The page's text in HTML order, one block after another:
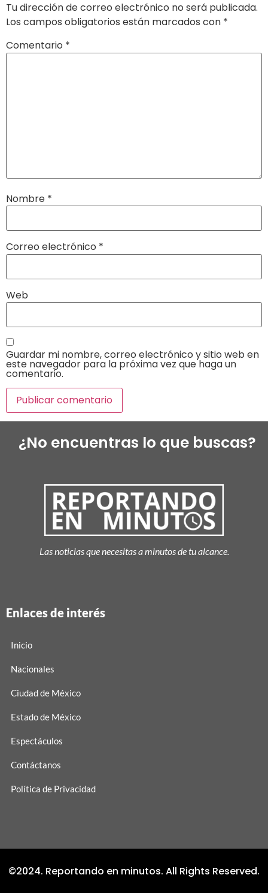
Tu dirección de correo electrónico no será publicada.
Los campos obligatorios están marcados con *
Comentario *
Nombre *
Correo electrónico *
Web
Guardar mi nombre, correo electrónico y sitio web en
este navegador para la próxima vez que haga un
comentario.
¿No encuentras lo que buscas?
Las noticias que necesitas a minutos de tu alcance.
Enlaces de interés
Inicio
Nacionales
Ciudad de México
Estado de México
Espectáculos
Contáctanos
Política de Privacidad
©2024. Reportando en minutos. All Rights Reserved.